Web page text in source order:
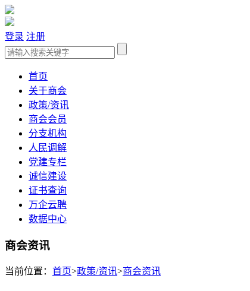
登录 注册
首页
关于商会
政策/资讯
商会会员
分支机构
人民调解
党建专栏
诚信建设
证书查询
万企云聘
数据中心
商会资讯
当前位置： 首页>政策/资讯>商会资讯